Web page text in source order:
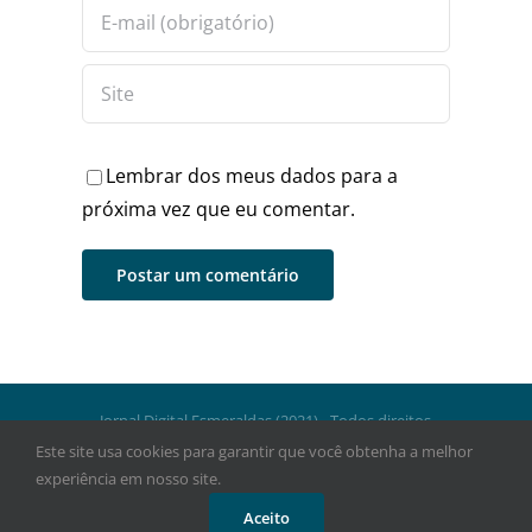
Lembrar dos meus dados para a
próxima vez que eu comentar.
Jornal Digital Esmeraldas (2021) - Todos direitos
reservados.
FacebookInstagram
Este site usa cookies para garantir que você obtenha a melhor
experiência em nosso site.
Aceito